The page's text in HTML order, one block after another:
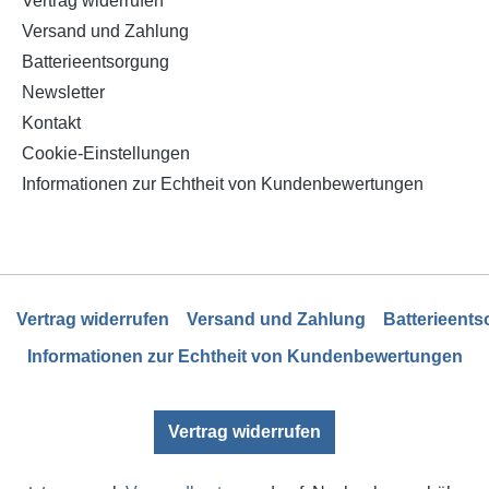
Versand und Zahlung
Batterieentsorgung
Newsletter
Kontakt
Cookie-Einstellungen
Informationen zur Echtheit von Kundenbewertungen
Vertrag widerrufen Versand und Zahlung
Informationen zur Echtheit von Kundenbewertungen
Vertrag widerrufen